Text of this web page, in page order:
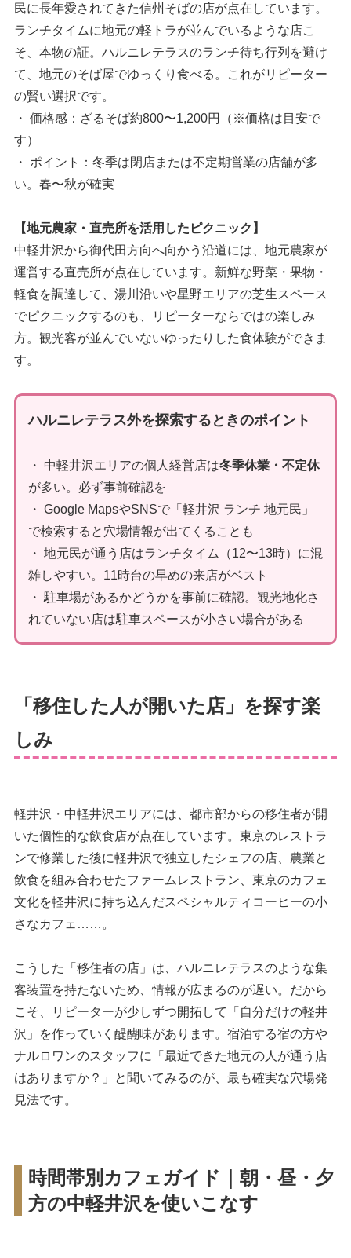
民に長年愛されてきた信州そばの店が点在しています。
ランチタイムに地元の軽トラが並んでいるような店こ
そ、本物の証。ハルニレテラスのランチ待ち行列を避け
て、地元のそば屋でゆっくり食べる。これがリピーター
の賢い選択です。
・ 価格感：ざるそば約800〜1,200円（※価格は目安で
す）
・ ポイント：冬季は閉店または不定期営業の店舗が多
い。春〜秋が確実
【地元農家・直売所を活用したピクニック】
中軽井沢から御代田方向へ向かう沿道には、地元農家が
運営する直売所が点在しています。新鮮な野菜・果物・
軽食を調達して、湯川沿いや星野エリアの芝生スペース
でピクニックするのも、リピーターならではの楽しみ
方。観光客が並んでいないゆったりした食体験ができま
す。
ハルニレテラス外を探索するときのポイント
・ 中軽井沢エリアの個人経営店は冬季休業・不定休
が多い。必ず事前確認を
・ Google MapsやSNSで「軽井沢 ランチ 地元民」
で検索すると穴場情報が出てくることも
・ 地元民が通う店はランチタイム（12〜13時）に混
雑しやすい。11時台の早めの来店がベスト
・ 駐車場があるかどうかを事前に確認。観光地化さ
れていない店は駐車スペースが小さい場合がある
「移住した人が開いた店」を探す楽
しみ
軽井沢・中軽井沢エリアには、都市部からの移住者が開
いた個性的な飲食店が点在しています。東京のレストラ
ンで修業した後に軽井沢で独立したシェフの店、農業と
飲食を組み合わせたファームレストラン、東京のカフェ
文化を軽井沢に持ち込んだスペシャルティコーヒーの小
さなカフェ……。
こうした「移住者の店」は、ハルニレテラスのような集
客装置を持たないため、情報が広まるのが遅い。だから
こそ、リピーターが少しずつ開拓して「自分だけの軽井
沢」を作っていく醍醐味があります。宿泊する宿の方や
ナルロワンのスタッフに「最近できた地元の人が通う店
はありますか？」と聞いてみるのが、最も確実な穴場発
見法です。
時間帯別カフェガイド｜朝・昼・夕
方の中軽井沢を使いこなす